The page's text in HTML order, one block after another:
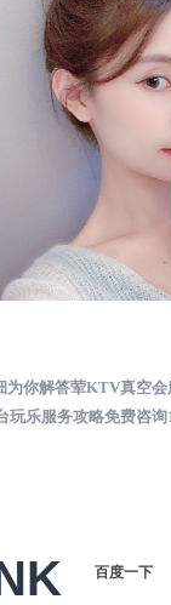
为你解答荤KTV真空
玩乐服务攻略免费咨询
百度一下